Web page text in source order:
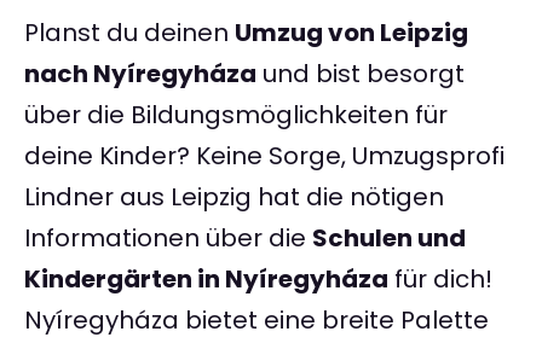
Planst du deinen Umzug von Leipzig
nach Nyíregyháza und bist besorgt
über die Bildungsmöglichkeiten für
deine Kinder? Keine Sorge, Umzugsprofi
Lindner aus Leipzig hat die nötigen
Informationen über die Schulen und
Kindergärten in Nyíregyháza für dich!
Nyíregyháza bietet eine breite Palette